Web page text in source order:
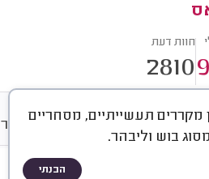
חוות דעת
2810
מקררים תעשייתיים, מסחריים
בוש וליבהר.
הבנתי
מחירים ממוצע